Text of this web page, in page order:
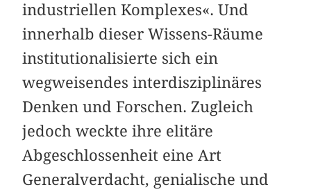
industriellen Komplexes«. Und
innerhalb dieser Wissens-Räume
institutionalisierte sich ein
wegweisendes interdisziplinäres
Denken und Forschen. Zugleich
jedoch weckte ihre elitäre
Abgeschlossenheit eine Art
Generalverdacht, genialische und